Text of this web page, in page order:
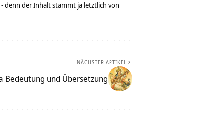
denn der Inhalt stammt ja letztlich von
NÄCHSTER ARTIKEL
Bedeutung und Übersetzung